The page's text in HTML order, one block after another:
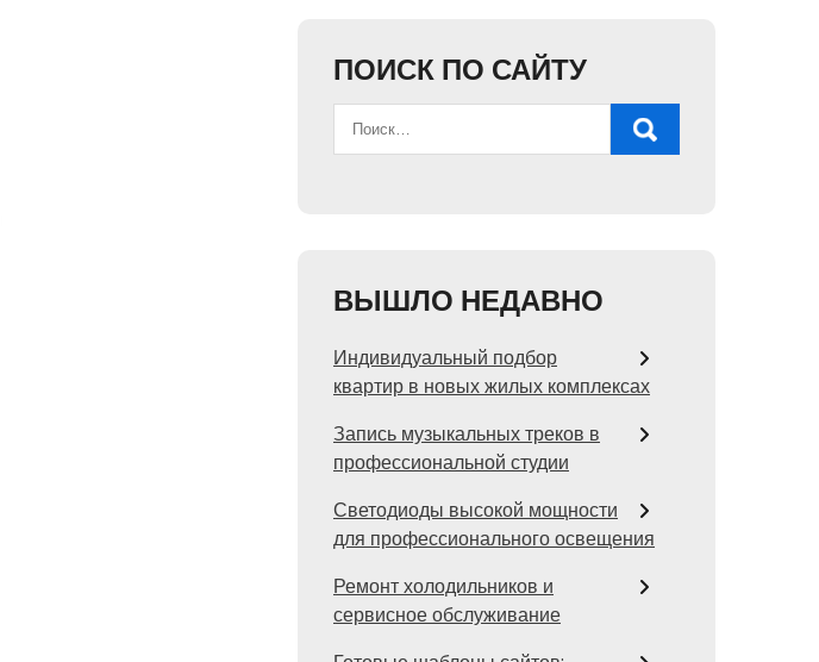
ПОИСК ПО САЙТУ
ВЫШЛО НЕДАВНО
Индивидуальный подбор
квартир в новых жилых комплексах
Запись музыкальных треков в
профессиональной студии
Светодиоды высокой мощности
для профессионального освещения
Ремонт холодильников и
сервисное обслуживание